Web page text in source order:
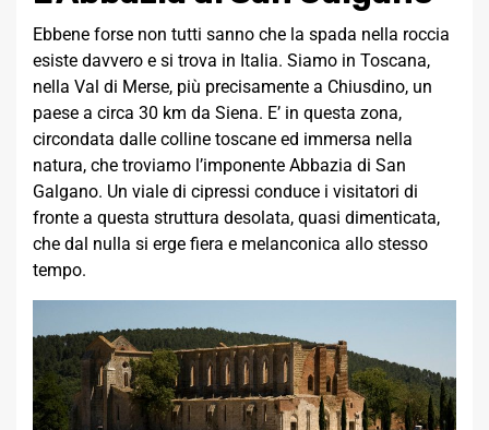
Ebbene forse non tutti sanno che la spada nella roccia
esiste davvero e si trova in Italia. Siamo in Toscana,
nella Val di Merse, più precisamente a Chiusdino, un
paese a circa 30 km da Siena. E’ in questa zona,
circondata dalle colline toscane ed immersa nella
natura, che troviamo l’imponente Abbazia di San
Galgano. Un viale di cipressi conduce i visitatori di
fronte a questa struttura desolata, quasi dimenticata,
che dal nulla si erge fiera e melanconica allo stesso
tempo.